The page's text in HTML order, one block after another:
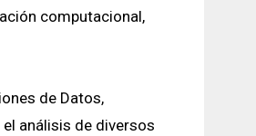
computacional,
de Datos,
análisis de diversos